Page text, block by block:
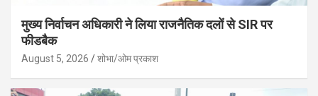
मुख्य निर्वाचन अधिकारी ने लिया राजनैतिक दलों से SIR पर
फीडबैक
August 5, 2026 शोभा/ओम प्रकाश